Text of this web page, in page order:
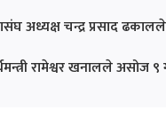
अध्यक्ष चन्द्र प्रसाद
रामेश्वर खनालले असोज